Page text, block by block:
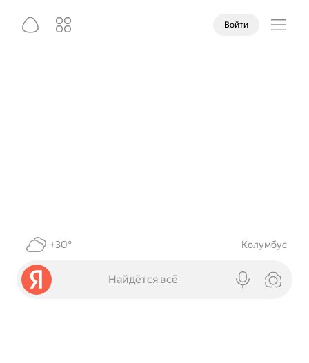
Войти
+30° Колумбус
Найдётся всё